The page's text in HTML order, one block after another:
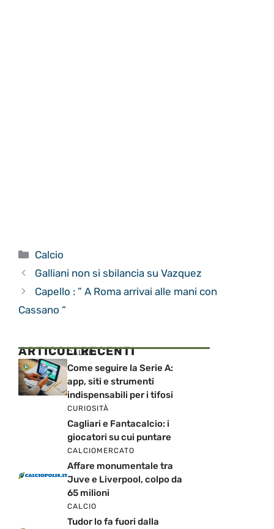
Categorie
Calcio
Galliani non si sbilancia su Vazquez
Capello : ” A Roma arrivai alle mani con
Cassano “
ARTICOLI RECENTI
CALCIO
Come seguire la Serie A:
app, siti e strumenti
indispensabili per i tifosi
CURIOSITÀ
Cagliari e Fantacalcio: i
giocatori su cui puntare
CALCIOMERCATO
Affare monumentale tra
Juve e Liverpool, colpo da
65 milioni
CALCIO
Tudor lo fa fuori dalla